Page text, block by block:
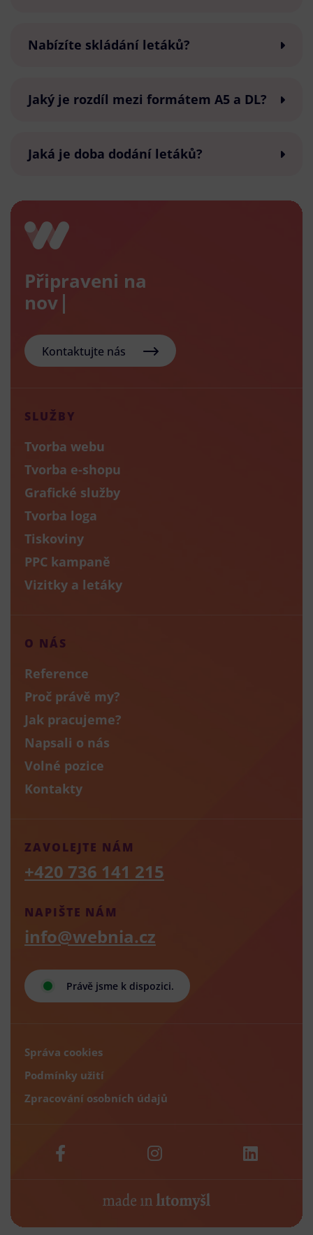
Nabízíte skládání letáků?
Jaký je rozdíl mezi formátem A5 a DL?
Jaká je doba dodání letáků?
Připraveni na
nový e-sh
Kontaktujte nás
SLUŽBY
Tvorba webu
Tvorba e-shopu
Grafické služby
Tvorba loga
Tiskoviny
PPC kampaně
Vizitky a letáky
O NÁS
Reference
Proč právě my?
Jak pracujeme?
Napsali o nás
Volné pozice
Kontakty
Právě jsme k dispozici.
NAPIŠTE NÁM
info@webnia.cz
ZAVOLEJTE NÁM
+420 736 141 215
Správa cookies
Podmínky užití
Zpracování osobních údajů